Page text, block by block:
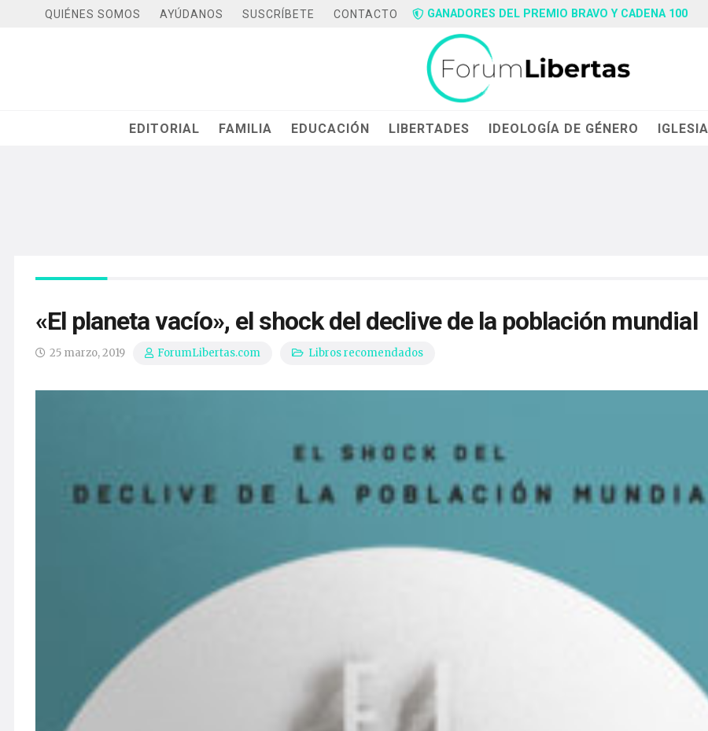
QUIÉNES SOMOS AYÚDANOS SUSCRÍBETE CONTACTO GANADORES DEL PREMIO BRAVO Y CADENA 100
EDITORIAL FAMILIA EDUCACIÓN LIBERTADES IDEOLOGÍA DE GÉNERO IGLESIA
«El planeta vacío», el shock del declive de la población mundial
25 marzo, 2019 ForumLibertas.com Libros recomendados